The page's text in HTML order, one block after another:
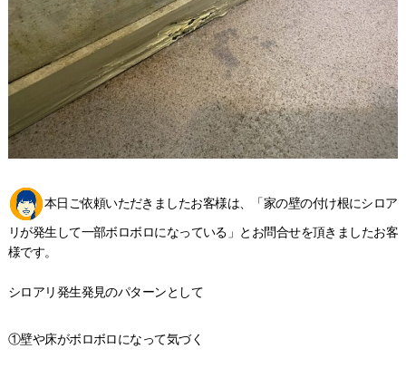
本日ご依頼いただきましたお客様は、「家の壁の付け根にシロア
リが発生して一部ボロボロになっている」とお問合せを頂きましたお客
様です。
シロアリ発生発見のパターンとして
①壁や床がボロボロになって気づく